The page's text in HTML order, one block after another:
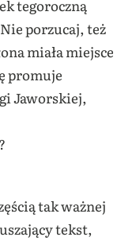
tegoroczną
porzucaj, też
miała miejsce
promuje
Jaworskiej,
tak ważnej
tekst,